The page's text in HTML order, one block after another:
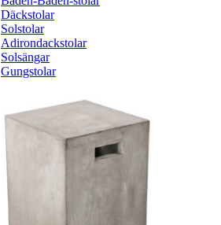
Däckstolar
Solstolar
Adirondackstolar
Solsängar
Gungstolar